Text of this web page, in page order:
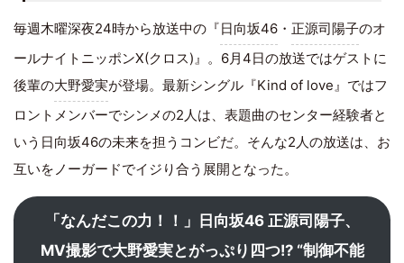
毎週木曜深夜24時から放送中の『日向坂46 ・ 正源司陽子のオ
ールナイトニッポンX(クロス)』。6月4日の放送ではゲストに
後輩の大野愛実が登場。最新シングル『Kind of love』ではフ
ロントメンバーでシンメの2人は、表題曲のセンター経験者と
いう日向坂46の未来を担うコンビだ。そんな2人の放送は、お
互いをノーガードでイジり合う展開となった。
「なんだこの力！！」日向坂46 正源司陽子、
MV撮影で大野愛実とがっぷり四つ!? “制御不能